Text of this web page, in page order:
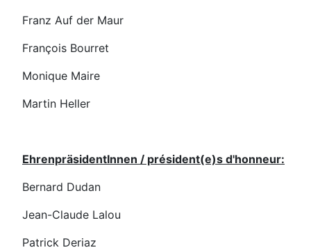
Franz Auf der Maur
François Bourret
Monique Maire
Martin Heller
EhrenpräsidentInnen / président(e)s d'honneur:
Bernard Dudan
Jean-Claude Lalou
Patrick Deriaz